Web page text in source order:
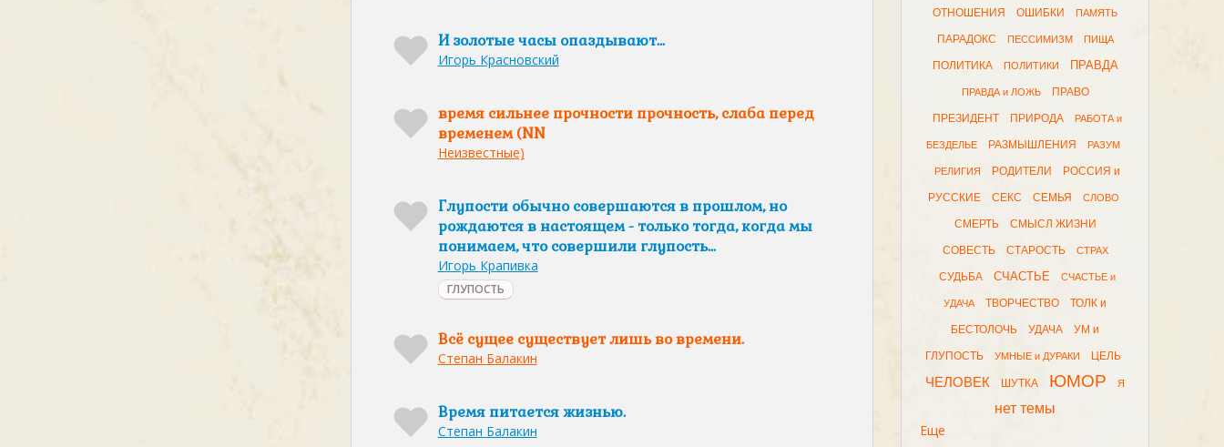
И золотые часы опаздывают...
Игорь Красновский
время сильнее прочности прочность, слаба перед
временем (NN
Неизвестные)
Глупости обычно совершаются в прошлом, но
рождаются в настоящем - только тогда, когда мы
понимаем, что совершили глупость...
Игорь Крапивка
ГЛУПОСТЬ
Всё сущее существует лишь во времени.
Степан Балакин
Время питается жизнью.
Степан Балакин
ОТНОШЕНИЯ ОШИБКИ ПАМЯТЬ
ПАРАДОКС ПЕССИМИЗМ ПИЩА
ПОЛИТИКА ПОЛИТИКИ ПРАВДА
ПРАВДА и ЛОЖЬ ПРАВО
ПРЕЗИДЕНТ ПРИРОДА РАБОТА и
БЕЗДЕЛЬЕ РАЗМЫШЛЕНИЯ РАЗУМ
РЕЛИГИЯ РОДИТЕЛИ РОССИЯ и
РУССКИЕ СЕКС СЕМЬЯ СЛОВО
СМЕРТЬ СМЫСЛ ЖИЗНИ
СОВЕСТЬ СТАРОСТЬ СТРАХ
СУДЬБА СЧАСТЬЕ СЧАСТЬЕ и
УДАЧА ТВОРЧЕСТВО ТОЛК и
БЕСТОЛОЧЬ УДАЧА УМ и
ГЛУПОСТЬ УМНЫЕ и ДУРАКИ ЦЕЛЬ
ЧЕЛОВЕК ШУТКА ЮМОР Я
нет темы
Еще